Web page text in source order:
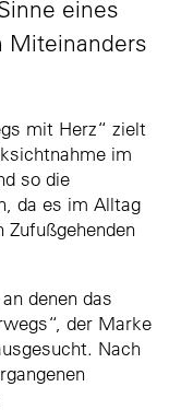
eines
Miteinanders
mit Herz“ zielt
im
so die
da es im Alltag
denen das
der Marke
Nach